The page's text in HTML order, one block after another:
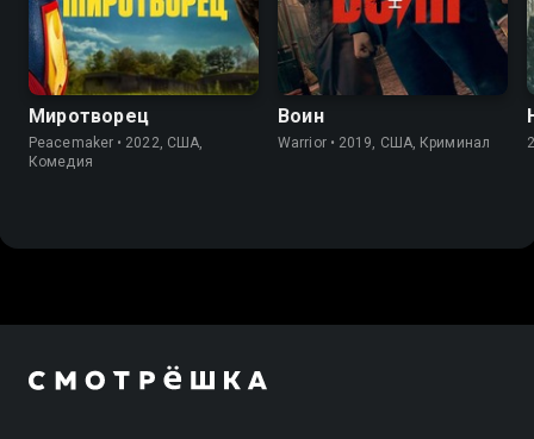
8.0 8.2
Миротворец
Peacemaker • 2022, США,
Комедия
8.2 8.4
Воин
Warrior • 2019, США, Криминал